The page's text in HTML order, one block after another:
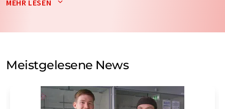
auf Basis unsererDatenschutzerklärung. LUMITOS darf
Meinungsforschung per E-Mail kontaktieren. Ihre
Einwilligung können Sie jederzeit ohne Angabe von
Str. 2, 12489 Berlin oder per E-Mail unter
widerruf@lumitos.commit Wirkung für die Zukunft
MEHR LESEN
Meistgelesene News